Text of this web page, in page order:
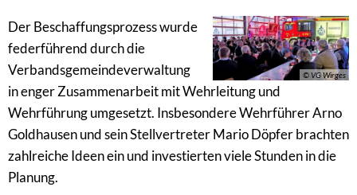
© VG Wirges
Der Beschaffungsprozess wurde
federführend durch die
Verbandsgemeindeverwaltung
in enger Zusammenarbeit mit Wehrleitung und
Wehrführung umgesetzt. Insbesondere Wehrführer Arno
Goldhausen und sein Stellvertreter Mario Döpfer brachten
zahlreiche Ideen ein und investierten viele Stunden in die
Planung.